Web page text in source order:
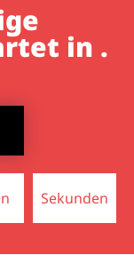
in .
Sekunden